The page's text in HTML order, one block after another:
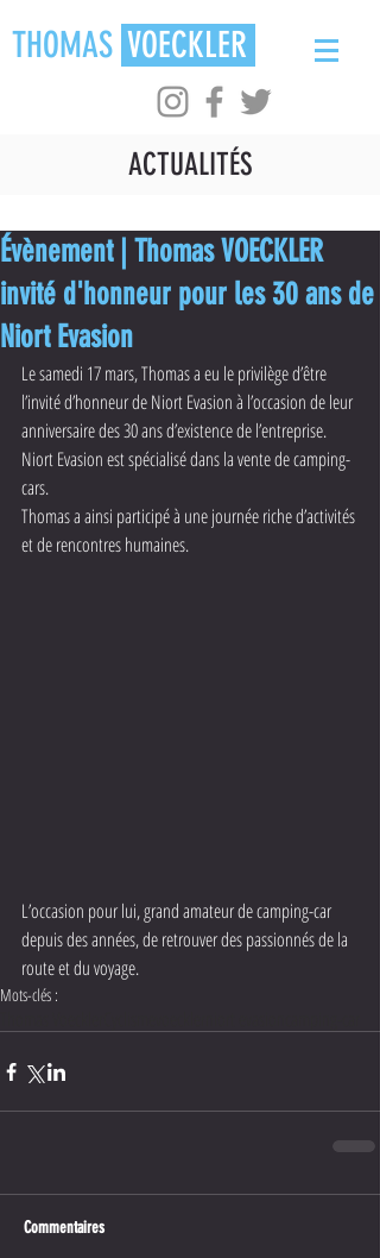
THOMAS VOECKLER
ACTUALITÉS
Évènement | Thomas VOECKLER
invité d'honneur pour les 30 ans de
Niort Evasion
Le samedi 17 mars, Thomas a eu le privilège d’être
l’invité d’honneur de Niort Evasion à l’occasion de leur
anniversaire des 30 ans d’existence de l’entreprise.
Niort Evasion est spécialisé dans la vente de camping-
cars.
Thomas a ainsi participé à une journée riche d’activités
et de rencontres humaines.
L’occasion pour lui, grand amateur de camping-car
depuis des années, de retrouver des passionnés de la
route et du voyage.
Mots-clés :
Commentaires